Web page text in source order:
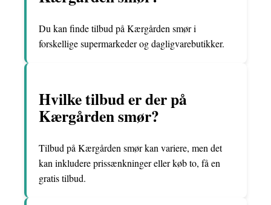
Du kan finde tilbud på Kærgården smør i
forskellige supermarkeder og dagligvarebutikker.
Hvilke tilbud er der på
Kærgården smør?
Tilbud på Kærgården smør kan variere, men det
kan inkludere prissænkninger eller køb to, få en
gratis tilbud.